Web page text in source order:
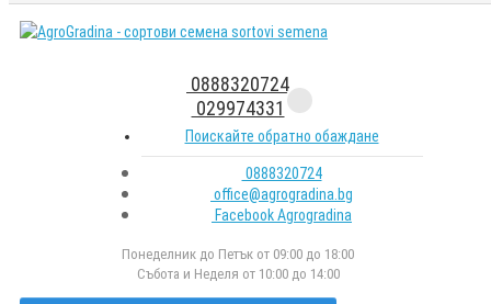
0888320724
029974331
Поискайте обратно обаждане
0888320724
office@agrogradina.bg
Facebook Agrogradina
Понеделник до Петък от 09:00 до 18:00
Събота и Неделя от 10:00 до 14:00